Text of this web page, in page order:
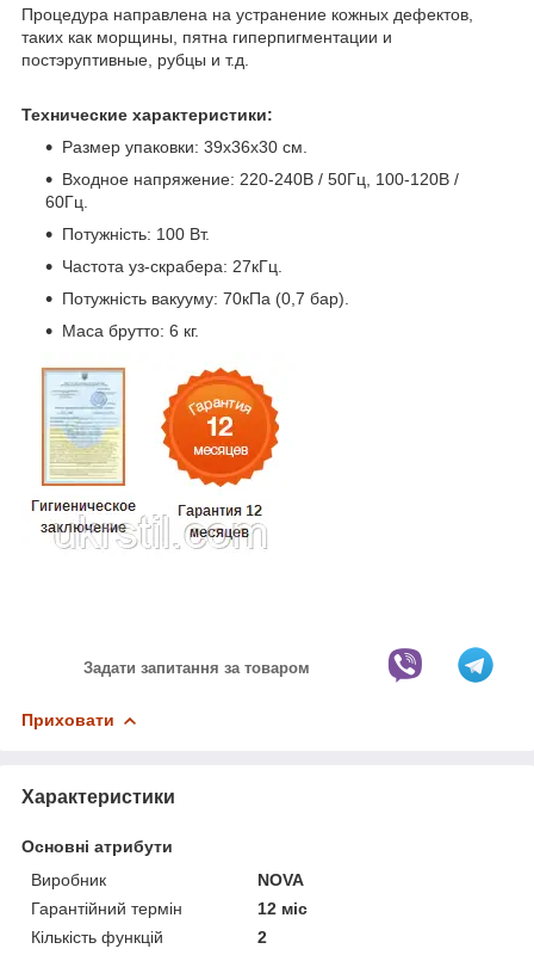
Процедура направлена на устранение кожных дефектов,
таких как морщины, пятна гиперпигментации и
постэруптивные, рубцы и т.д.
Технические характеристики:
Размер упаковки: 39x36x30 см.
Входное напряжение: 220-240В / 50Гц, 100-120В /
60Гц.
Потужність: 100 Вт.
Частота уз-скрабера: 27кГц.
Потужність вакууму: 70кПа (0,7 бар).
Маса брутто: 6 кг.
Задати запитання за товаром
Приховати
Характеристики
Основні атрибути
Виробник
NOVA
Гарантійний термін
12 міс
Кількість функцій
2